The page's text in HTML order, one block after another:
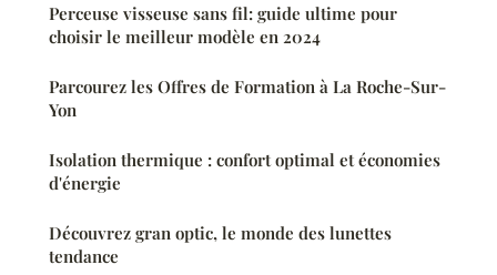
Perceuse visseuse sans fil: guide ultime pour
choisir le meilleur modèle en 2024
Parcourez les Offres de Formation à La Roche-Sur-
Yon
Isolation thermique : confort optimal et économies
d'énergie
Découvrez gran optic, le monde des lunettes
tendance